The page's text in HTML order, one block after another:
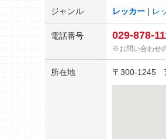
ジャンル レッカー レ
電話番号 029-878-
お問い合わせ
所在地 〒 300-1245